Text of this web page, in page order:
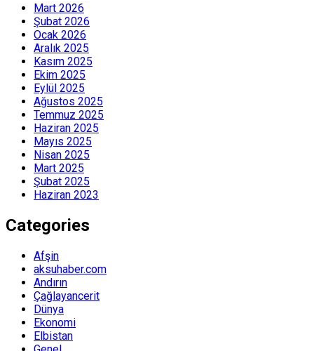
Mart 2026
Şubat 2026
Ocak 2026
Aralık 2025
Kasım 2025
Ekim 2025
Eylül 2025
Ağustos 2025
Temmuz 2025
Haziran 2025
Mayıs 2025
Nisan 2025
Mart 2025
Şubat 2025
Haziran 2023
Categories
Afşin
aksuhaber.com
Andırın
Çağlayancerit
Dünya
Ekonomi
Elbistan